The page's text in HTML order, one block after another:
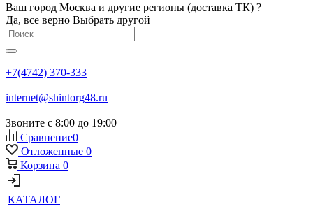
Ваш город Москва и другие регионы (доставка ТК) ?
Да, все верно Выбрать другой
+7(4742) 370-333
internet@shintorg48.ru
Звоните с 8:00 до 19:00
Сравнение0
Отложенные 0
Корзина 0
КАТАЛОГ